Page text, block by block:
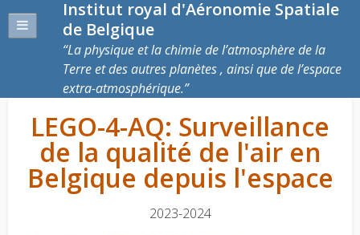
Institut royal d'Aéronomie Spatiale
de Belgique
La physique et la chimie de l’atmosphère de la
Terre et des autres planètes , ainsi que de l’espace
extra-atmosphérique.
LEGO-4-AQ: Surveillance
de la qualité de l'air en
Belgique depuis l'espace
2023-2024